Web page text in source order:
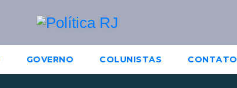
GOVERNO COLUNISTAS CONTATO